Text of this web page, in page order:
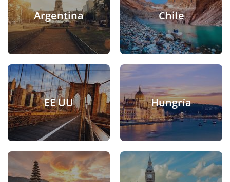
Argentina Chile
EE UU Hungría